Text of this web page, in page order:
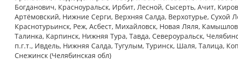
Баклосан (таблетки 10 мг № 50 банка ПЭ)
Польфарма АО Польша
Нет в аптеках города
Богданович, Красноуральск, Ирбит, Лесной, Сысерть, Ачит,
Артёмовский, Нижние Cерги, Верхняя Салда, Верхотурье, Сухой
Краснотурьинск, Реж, Асбест, Михайловск, Новая Ляля,
Талинка, Карпинск, Нижняя Тура, Тавда, Североуральск,
п.г.т., Ивдель, Нижняя Салда, Тугулым, Туринск, Шаля, Талица,
Снежинск (Челябинская обл)